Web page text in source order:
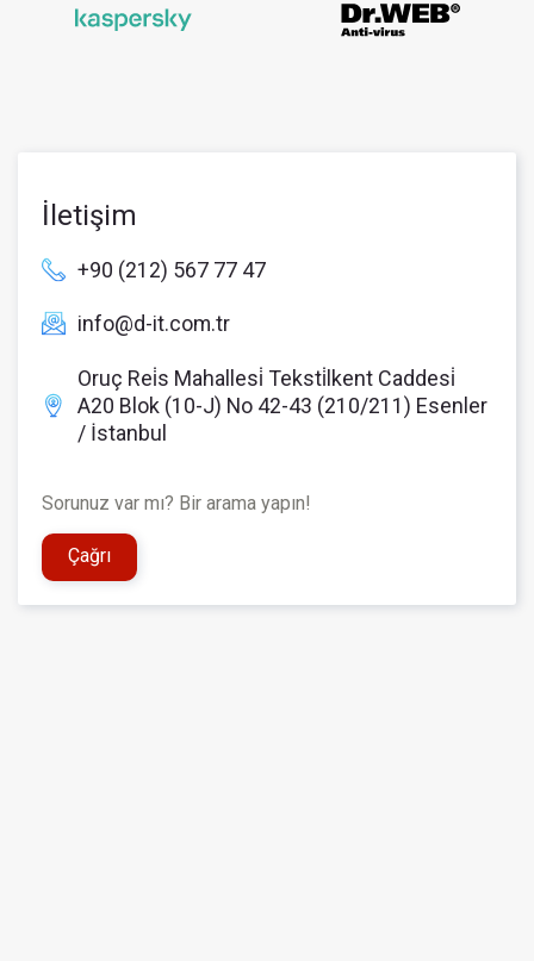
İletişim
+90 (212) 567 77 47
info@d-it.com.tr
Oruç Rei̇s Mahallesi̇ Teksti̇lkent Caddesi̇
A20 Blok (10-J) No 42-43 (210/211) Esenler
/ İstanbul
Sorunuz var mı? Bir arama yapın!
Çağrı